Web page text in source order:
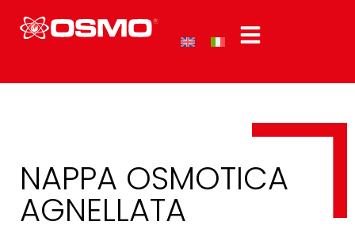
NAPPA OSMOTICA
AGNELLATA